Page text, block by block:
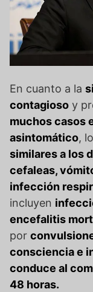
En cuanto a la
contagioso y
muchos casos
asintomático,
similares a los
cefaleas,
infección
incluyen
encefalitis
por c
consciencia e
conduce al
48 horas.